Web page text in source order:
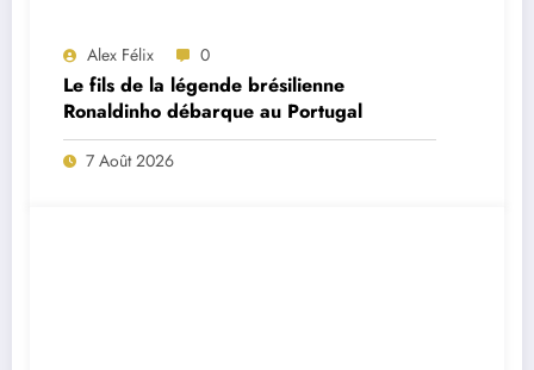
Alex Félix 0
Le fils de la légende brésilienne
Ronaldinho débarque au Portugal
7 Août 2026